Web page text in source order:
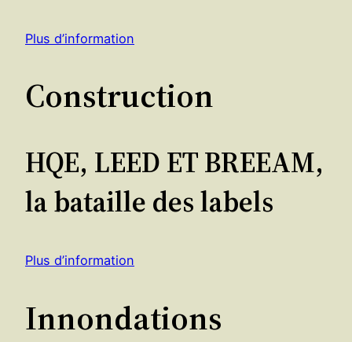
Plus d’information
Construction
HQE, LEED ET BREEAM,
la bataille des labels
Plus d’information
Innondations